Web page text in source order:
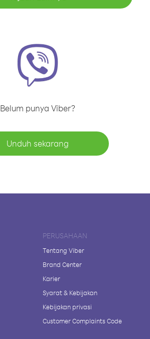
Belum punya Viber?
Unduh sekarang
PERUSAHAAN
Tentang Viber
Brand Center
Karier
Syarat & Kebijakan
Kebijakan privasi
Customer Complaints Code